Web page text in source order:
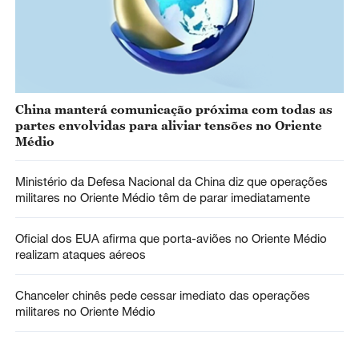
China manterá comunicação próxima com todas as
partes envolvidas para aliviar tensões no Oriente
Médio
Ministério da Defesa Nacional da China diz que operações
militares no Oriente Médio têm de parar imediatamente
Oficial dos EUA afirma que porta-aviões no Oriente Médio
realizam ataques aéreos
Chanceler chinês pede cessar imediato das operações
militares no Oriente Médio